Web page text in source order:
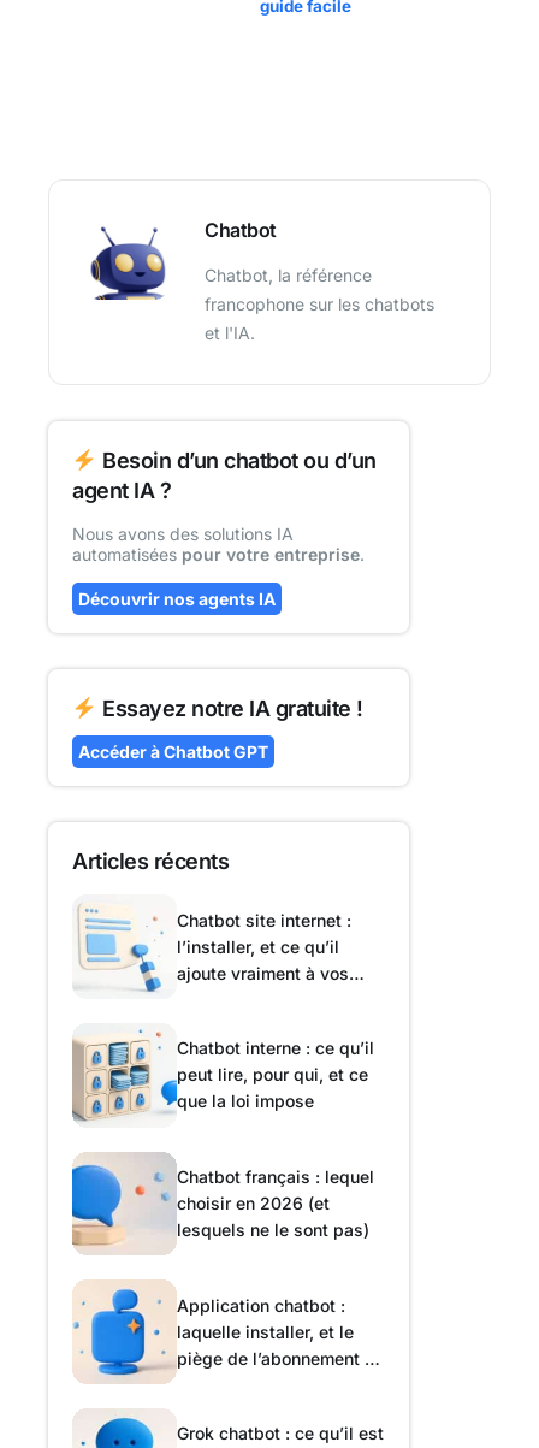
guide facile
Chatbot
Chatbot, la référence
francophone sur les chatbots
et l'IA.
Besoin d’un chatbot ou d’un
agent IA ?
Nous avons des solutions IA
automatisées pour votre entreprise.
Découvrir nos agents IA
Essayez notre IA gratuite !
Accéder à Chatbot GPT
Articles récents
Chatbot site internet :
l’installer, et ce qu’il
ajoute vraiment à vos
Chatbot interne : ce qu’il
peut lire, pour qui, et ce
que la loi impose
Chatbot français : lequel
choisir en 2026 (et
lesquels ne le sont pas)
Application chatbot :
laquelle installer, et le
piège de l’abonnement à
Grok chatbot : ce qu’il est